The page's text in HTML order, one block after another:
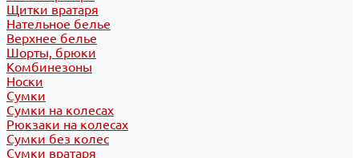
Щитки вратаря
Нательное белье
Верхнее белье
Шорты, брюки
Комбинезоны
Носки
Сумки
Сумки на колесах
Рюкзаки на колесах
Сумки без колес
Сумки вратаря